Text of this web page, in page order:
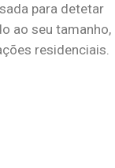
para detetar
ao seu tamanho,
residenciais.